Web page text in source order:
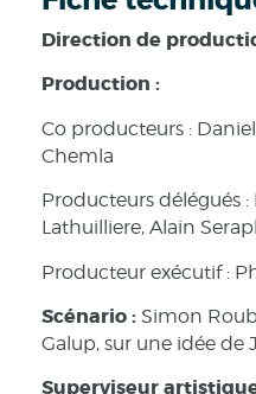
Direction de
Production :
Co producteurs :
Chemla
Producteurs délégués
Lathuilliere, Alain
Producteur exécutif :
Scénario : Simon
Galup, sur une idée de
Superviseur